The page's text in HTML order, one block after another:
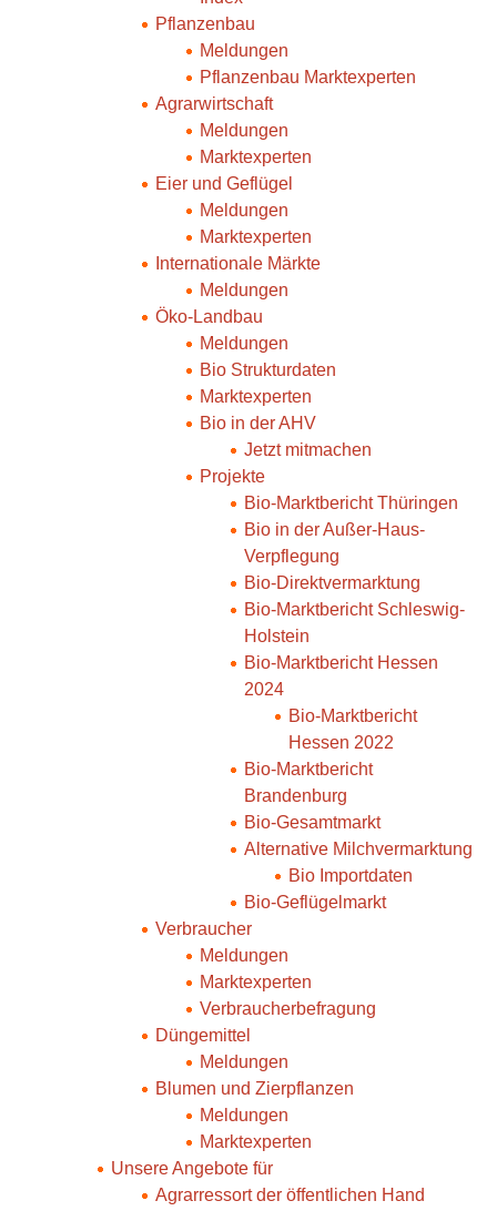
Pflanzenbau
Meldungen
Pflanzenbau Marktexperten
Agrarwirtschaft
Meldungen
Marktexperten
Eier und Geflügel
Meldungen
Marktexperten
Internationale Märkte
Meldungen
Öko-Landbau
Meldungen
Bio Strukturdaten
Marktexperten
Bio in der AHV
Jetzt mitmachen
Projekte
Bio-Marktbericht Thüringen
Bio in der Außer-Haus-
Verpflegung
Bio-Direktvermarktung
Bio-Marktbericht Schleswig-
Holstein
Bio-Marktbericht Hessen
2024
Bio-Marktbericht
Hessen 2022
Bio-Marktbericht
Brandenburg
Bio-Gesamtmarkt
Alternative Milchvermarktung
Bio Importdaten
Bio-Geflügelmarkt
Verbraucher
Meldungen
Marktexperten
Verbraucherbefragung
Düngemittel
Meldungen
Blumen und Zierpflanzen
Meldungen
Marktexperten
Unsere Angebote für
Agrarressort der öffentlichen Hand